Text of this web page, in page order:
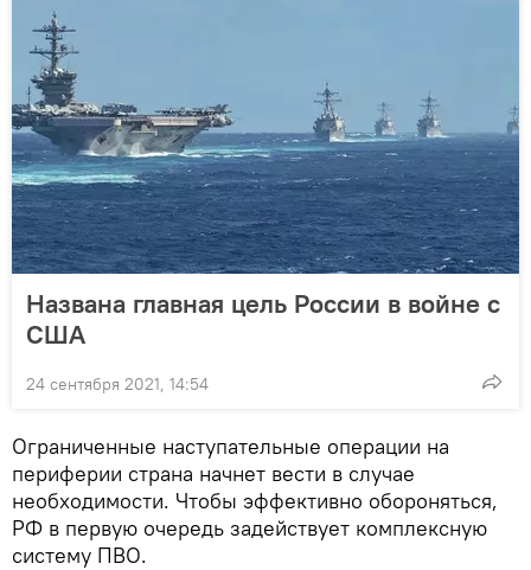
Названа главная цель России в войне с
США
24 сентября 2021, 14:54
Ограниченные наступательные операции на
периферии страна начнет вести в случае
необходимости. Чтобы эффективно обороняться,
РФ в первую очередь задействует комплексную
систему ПВО.